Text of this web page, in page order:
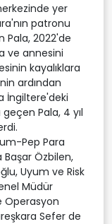
yer
patronu
Pala, 2022'de
ve annesini
kayalıklara
ardından
İngiltere'deki
Pala, 4 yıl
Pep Para
Özbilen,
Uyum ve Risk
Müdür
Operasyon
Sefer de